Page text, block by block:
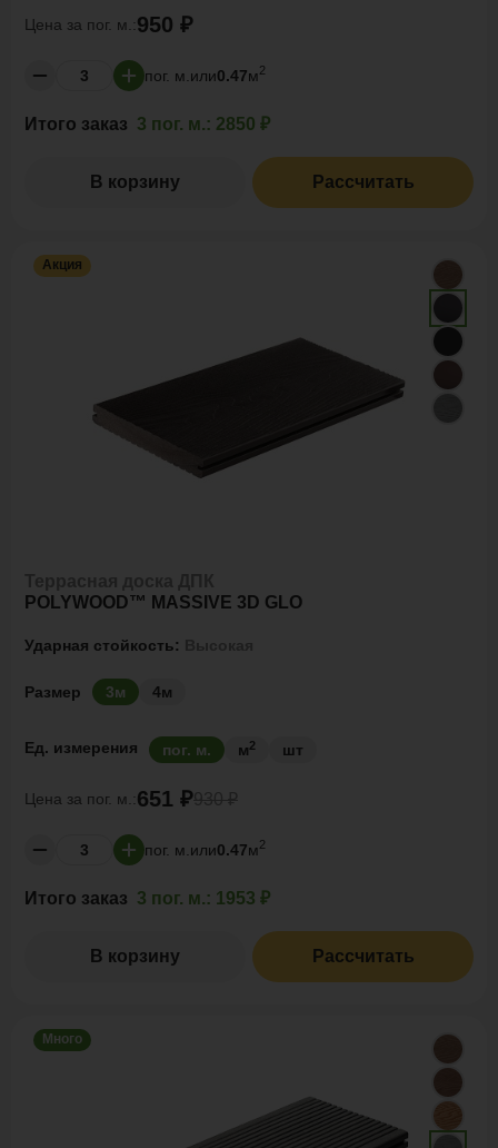
Цена за пог. м.:950 ₽
пог. м. или0.47м2
Итого заказ 3 пог. м.: 2850 ₽
В корзину Рассчитать
Акция
POLYWOOD™ MASSIVE 3D GLO
Ударная стойкость:
Размер 3м 4м
Ед. измерения пог. м. м2 шт
Цена за пог. м.:651 ₽
пог. м. или0.47м2
Итого заказ 3 пог. м.: 1953 ₽
В корзину Рассчитать
Много